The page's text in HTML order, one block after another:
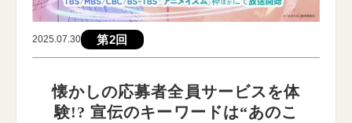
2025.07.30 第2回
懐かしの応募者全員サービスを体
験!? 宣伝のキーワードは“あのこ